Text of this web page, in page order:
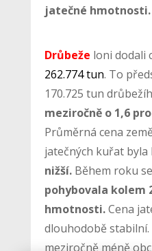
jatečné hmotnosti.
Drůbeže loni dodali
262.774 tun. To
170.725 tun
meziročně o 1,6
Průměrná cena
jatečných kuřat byla
nižší.Během roku
pohybovala kolem
hmotnosti.Cena
dlouhodobě stabilní.
meziročně méně